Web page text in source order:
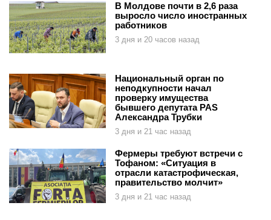
В Молдове почти в 2,6 раза
выросло число иностранных
работников
3 дня и 20 часов назад
Национальный орган по
неподкупности начал
проверку имущества
бывшего депутата PAS
Александра Трубки
3 дня и 21 час назад
Фермеры требуют встречи с
Тофаном: «Ситуация в
отрасли катастрофическая,
правительство молчит»
3 дня и 21 час назад